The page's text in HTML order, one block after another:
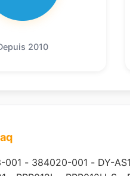
2010
001 - 384020-001 - DY-